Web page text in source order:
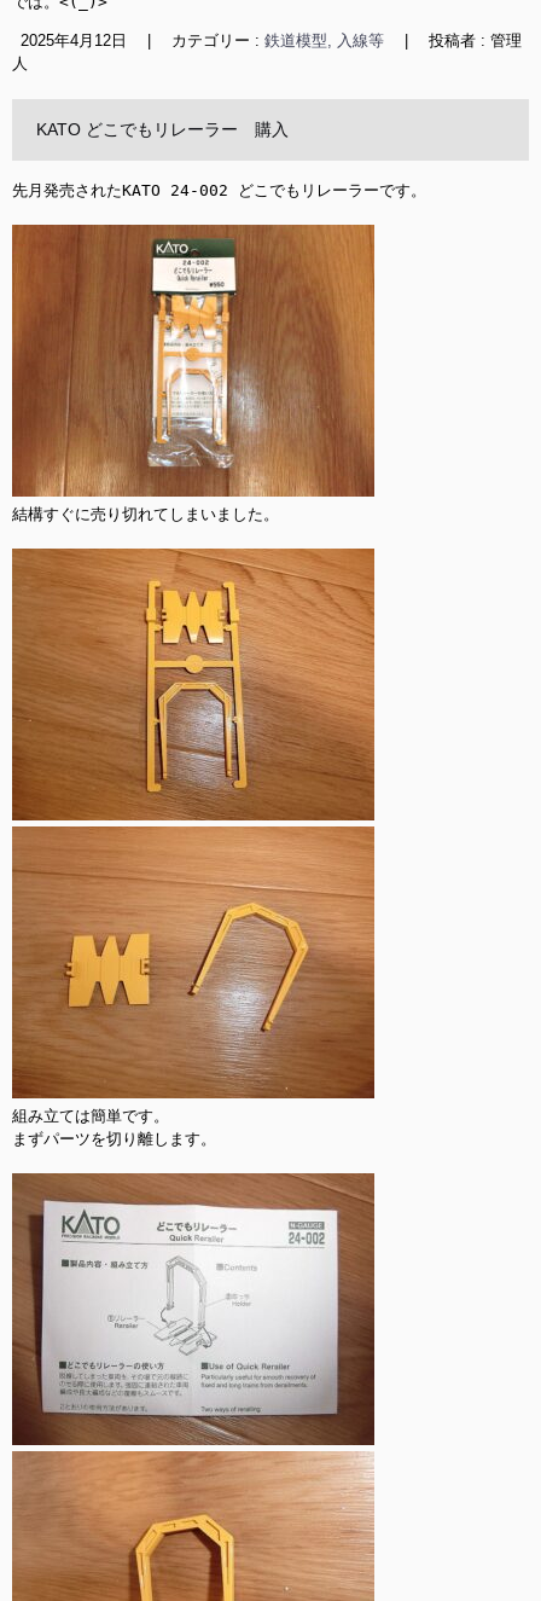
2025年4月12日 カテゴリー : 鉄道模型, 入線等
投稿者 : 管理
人
KATO どこでもリレーラー 購入
先月発売されたKATO 24-002 どこでもリレーラーです。
結構すぐに売り切れてしまいました。
組み立ては簡単です。
まずパーツを切り離します。